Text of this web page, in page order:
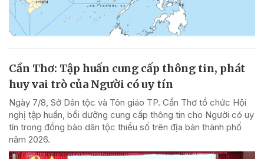
Cần Thơ: Tập huấn cung cấp thông tin, phát
huy vai trò của Người có uy tín
Ngày 7/8, Sở Dân tộc và Tôn giáo TP. Cần Thơ tổ chức Hội
nghị tập huấn, bồi dưỡng cung cấp thông tin cho Người có uy
tín trong đồng bào dân tộc thiểu số trên địa bàn thành phố
năm 2026.